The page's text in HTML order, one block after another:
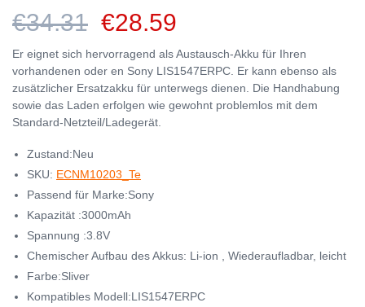
€34.31 €28.59
Er eignet sich hervorragend als Austausch-Akku für Ihren
vorhandenen oder en Sony LIS1547ERPC. Er kann ebenso als
zusätzlicher Ersatzakku für unterwegs dienen. Die Handhabung
sowie das Laden erfolgen wie gewohnt problemlos mit dem
Standard-Netzteil/Ladegerät.
Zustand:Neu
SKU: ECNM10203_Te
Passend für Marke:Sony
Kapazität :3000mAh
Spannung :3.8V
Chemischer Aufbau des Akkus: Li-ion , Wiederaufladbar, leicht
Farbe:Sliver
Kompatibles Modell:LIS1547ERPC